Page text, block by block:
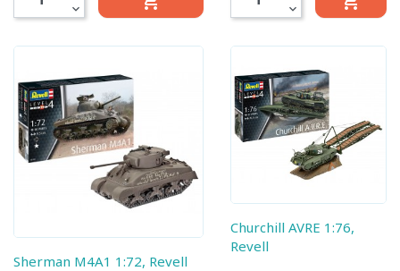
expand_more expand_more
Sherman M4A1 1:72, Revell
Churchill AVRE 1:76,
Revell